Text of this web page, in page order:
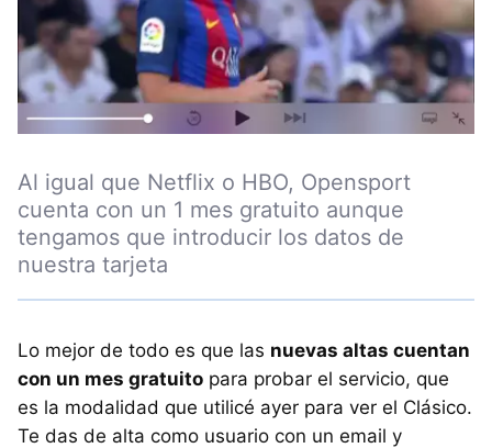
Al igual que Netflix o HBO, Opensport
cuenta con un 1 mes gratuito aunque
tengamos que introducir los datos de
nuestra tarjeta
Lo mejor de todo es que las nuevas altas cuentan
con un mes gratuito para probar el servicio, que
es la modalidad que utilicé ayer para ver el Clásico.
Te das de alta como usuario con un email y